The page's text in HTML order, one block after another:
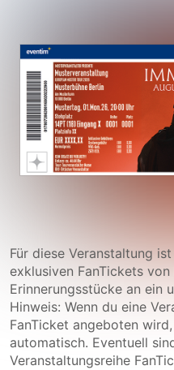
Für diese Veranstaltung
exklusiven FanTickets
Erinnerungsstücke an ein
Hinweis: Wenn du eine
FanTicket angeboten
automatisch. Eventuell
Veranstaltungsreihe